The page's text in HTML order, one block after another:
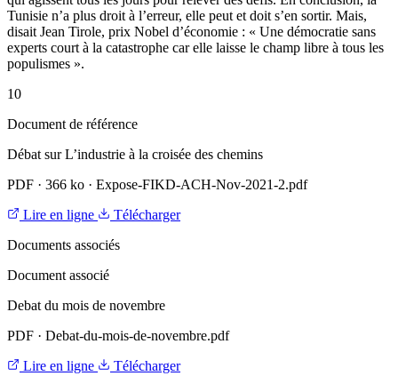
Tunisie n’a plus droit à l’erreur, elle peut et doit s’en sortir. Mais,
disait Jean Tirole, prix Nobel d’économie : « Une démocratie sans
experts court à la catastrophe car elle laisse le champ libre à tous les
populismes ».
10
Document de référence
Débat sur L’industrie à la croisée des chemins
PDF · 366 ko · Expose-FIKD-ACH-Nov-2021-2.pdf
Lire en ligne
Télécharger
Documents associés
Document associé
Debat du mois de novembre
PDF · Debat-du-mois-de-novembre.pdf
Lire en ligne
Télécharger